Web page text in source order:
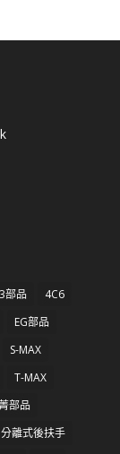
3部品
4C6
EG部品
S-MAX
T-MAX
部品
分離式後扶手